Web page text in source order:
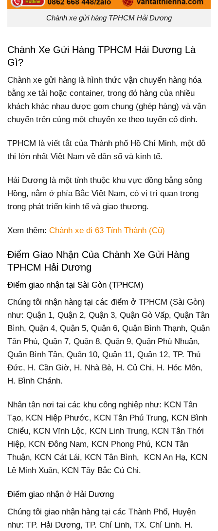
Chành xe gửi hàng TPHCM Hải Dương
Chành Xe Gửi Hàng TPHCM Hải Dương Là
Gì?
Chành xe gửi hàng là hình thức vận chuyển hàng hóa
bằng xe tải hoặc container, trong đó hàng của nhiều
khách khác nhau được gom chung (ghép hàng) và vận
chuyển trên cùng một chuyến xe theo tuyến cố định.
TPHCM là viết tắt của Thành phố Hồ Chí Minh, một đô
thị lớn nhất Việt Nam về dân số và kinh tế.
Hải Dương là một tỉnh thuộc khu vực đồng bằng sông
Hồng, nằm ở phía Bắc Việt Nam, có vị trí quan trọng
trong phát triển kinh tế và giao thương.
Xem thêm: Chành xe đi 63 Tỉnh Thành (Cũ)
Điểm Giao Nhận Của Chành Xe Gửi Hàng
TPHCM Hải Dương
Điểm giao nhận tại Sài Gòn (TPHCM)
Chúng tôi nhận hàng tại các điểm ở TPHCM (Sài Gòn)
như: Quận 1, Quận 2, Quận 3, Quận Gò Vấp, Quận Tân
Bình, Quận 4, Quận 5, Quận 6, Quận Bình Thạnh, Quận
Tân Phú, Quận 7, Quận 8, Quận 9, Quận Phú Nhuận,
Quận Bình Tân, Quận 10, Quận 11, Quận 12, TP. Thủ
Đức, H. Cần Giờ, H. Nhà Bè, H. Củ Chi, H. Hóc Môn,
H. Bình Chánh.
Nhận tận nơi tại các khu công nghiệp như: KCN Tân
Tạo, KCN Hiệp Phước, KCN Tân Phú Trung, KCN Bình
Chiểu, KCN Vĩnh Lộc, KCN Linh Trung, KCN Tân Thới
Hiệp, KCN Đông Nam, KCN Phong Phú, KCN Tân
Thuận, KCN Cát Lái, KCN Tân Bình, KCN An Hạ, KCN
Lê Minh Xuân, KCN Tây Bắc Củ Chi.
Điểm giao nhận ở Hải Dương
Chúng tôi giao nhận hàng tại các Thành Phố, Huyện
như: TP. Hải Dương, TP. Chí Linh, TX. Chí Linh. H.